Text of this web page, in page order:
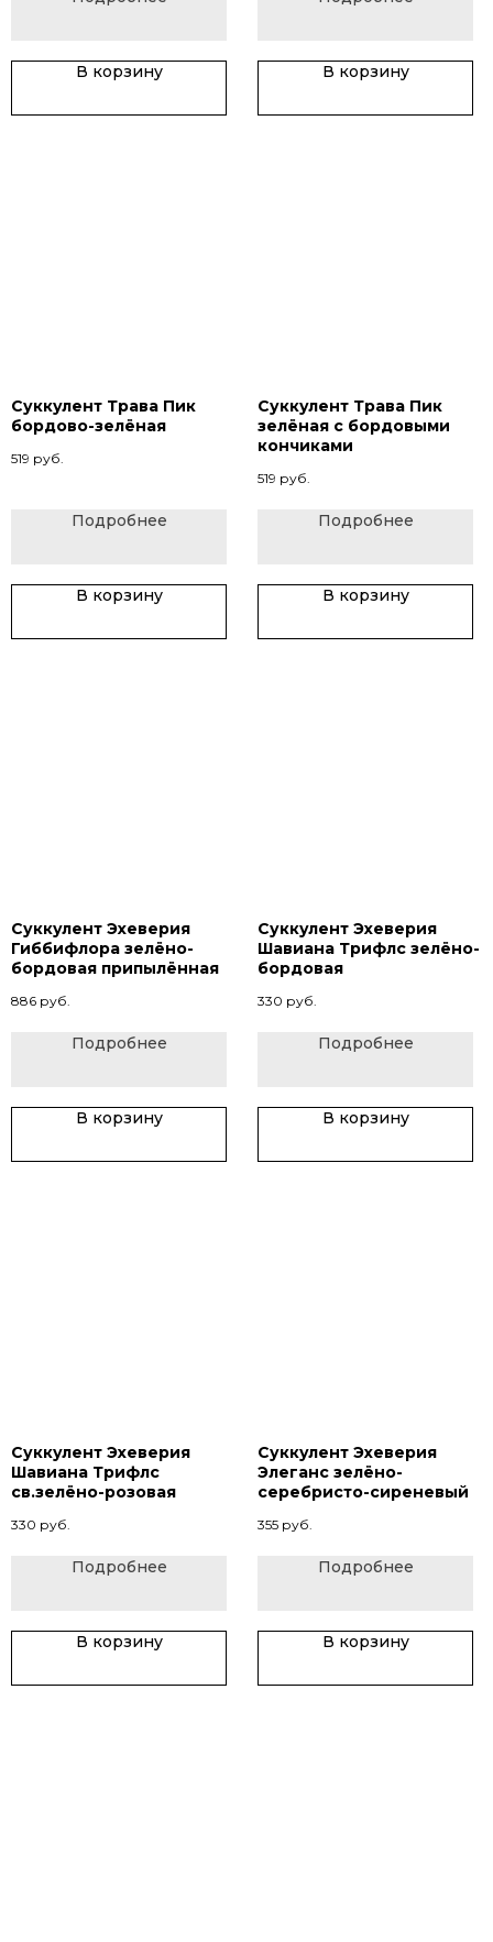
В корзину В корзину
Суккулент Трава Пик
бордово-зелёная
519 руб.
Подробнее
В корзину
Суккулент Трава Пик
зелёная с бордовыми
кончиками
519 руб.
Подробнее
В корзину
Суккулент Эхеверия
Гиббифлора зелёно-
бордовая припылённая
886 руб.
Подробнее
В корзину
Суккулент Эхеверия
Шавиана Трифлс зелёно-
бордовая
330 руб.
Подробнее
В корзину
Суккулент Эхеверия
Шавиана Трифлс
св.зелёно-розовая
330 руб.
Подробнее
В корзину
Суккулент Эхеверия
Элеганс зелёно-
серебристо-сиреневый
355 руб.
Подробнее
В корзину